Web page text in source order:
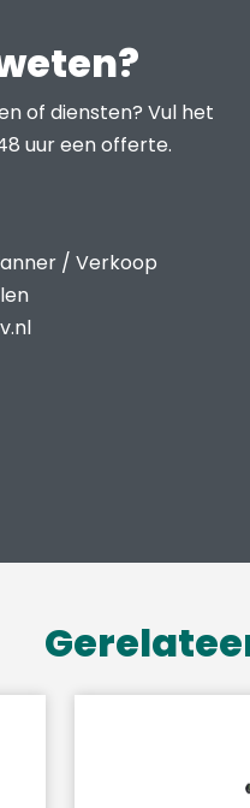
of diensten? Vul het
uur een offerte.
/ Verkoop